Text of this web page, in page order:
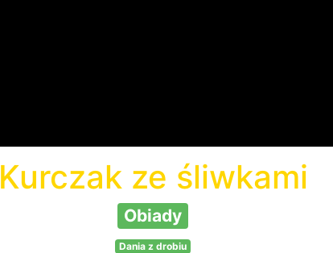
Kurczak ze śliwkami
Obiady
Dania z drobiu